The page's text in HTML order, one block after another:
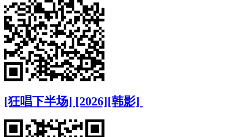
[狂唱下半场] [2026][韩影]